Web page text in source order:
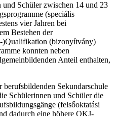
Schüler zwischen 14 und 23
(speciális
vier Jahren bei
Bestehen der
)Qualifikation (bizonyítvány)
konnten neben
Anteil enthalten,
berufsbildenden Sekundarschule
Schülerinnen und Schüler die
(felsőoktatási
dadurch eine höhere OKJ-